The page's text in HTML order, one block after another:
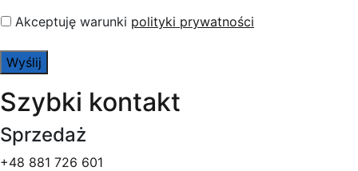
Akceptuję warunki polityki prywatności
Szybki kontakt
Sprzedaż
+48 881 726 601